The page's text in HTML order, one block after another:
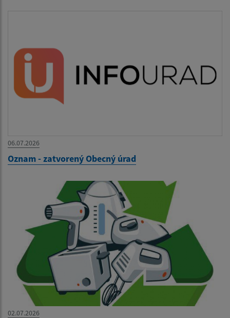
06.07.2026
Oznam - zatvorený Obecný úrad
02.07.2026